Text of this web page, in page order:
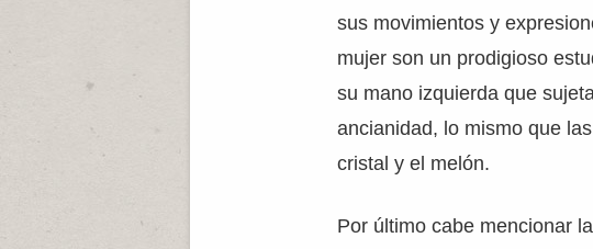
sus movimientos y
mujer son un prodigioso
su mano izquierda que
ancianidad, lo mismo que
cristal y el melón.
Por último cabe mencionar